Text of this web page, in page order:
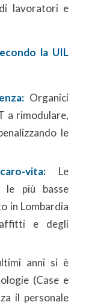
lavoratori e
la UIL
Organici
a rimodulare,
le
vita:Le
le più basse
in Lombardia
e degli
anni si è
(Case e
il personale